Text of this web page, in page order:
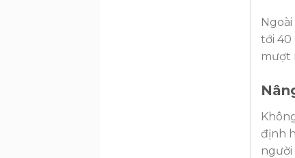
tới 40
mượt
định
người